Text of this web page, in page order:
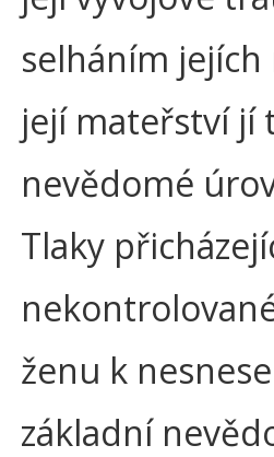
selháním
její mateřství jí
nevědomé
Tlaky
ženu k
základní